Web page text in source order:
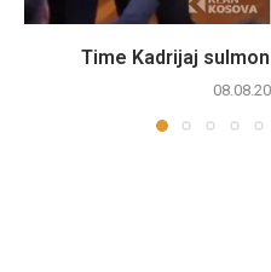
Time Kadrijaj